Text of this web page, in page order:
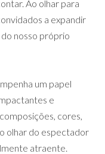
Ao olhar para
a expandir
nosso próprio
um papel
e
cores,
olhar do espectador
atraente.